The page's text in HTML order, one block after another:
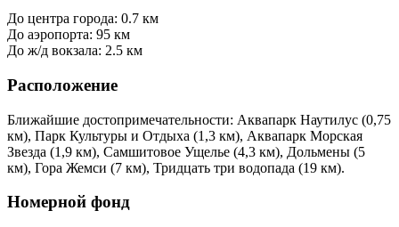
До центра города: 0.7 км
До аэропорта: 95 км
До ж/д вокзала: 2.5 км
Расположение
Ближайшие достопримечательности: Аквапарк Наутилус (0,75
км), Парк Культуры и Отдыха (1,3 км), Аквапарк Морская
Звезда (1,9 км), Самшитовое Ущелье (4,3 км), Дольмены (5
км), Гора Жемси (7 км), Тридцать три водопада (19 км).
Номерной фонд